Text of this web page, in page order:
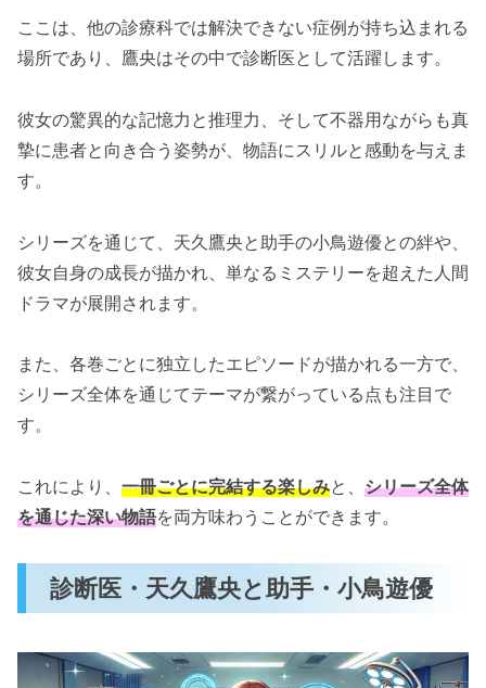
まとめ：「天久鷹央の推理カルテ」を時系列で
楽しむ方法
ここは、他の診療科では解決できない症例が持ち込まれる
場所であり、鷹央はその中で診断医として活躍します。
彼女の驚異的な記憶力と推理力、そして不器用ながらも真
摯に患者と向き合う姿勢が、物語にスリルと感動を与えま
す。
シリーズを通じて、天久鷹央と助手の小鳥遊優との絆や、
彼女自身の成長が描かれ、単なるミステリーを超えた人間
ドラマが展開されます。
また、各巻ごとに独立したエピソードが描かれる一方で、
シリーズ全体を通じてテーマが繋がっている点も注目で
す。
これにより、 一冊ごとに完結する楽しみと、 シリーズ全体
を通じた深い物語を両方味わうことができます。
診断医・天久鷹央と助手・小鳥遊優